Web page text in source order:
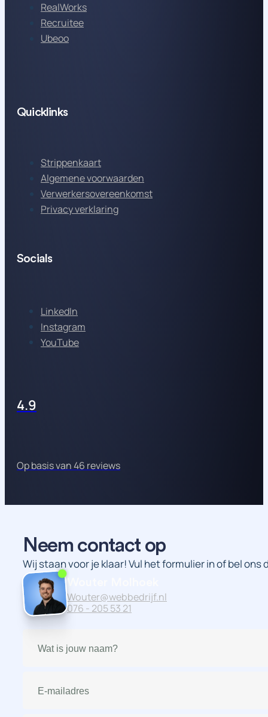
RealWorks
Recruitee
Ubeoo
Quicklinks
Strippenkaart
Algemene voorwaarden
Verwerkersovereenkomst
Privacy verklaring
Socials
LinkedIn
Instagram
YouTube
4.9
Op basis van 46 reviews
Neem contact op
Wij staan voor je klaar! Vul het formulier in of bel
Wouter@webbedrijf.nl
076 - 205 53 21
mailadres(Vereist)